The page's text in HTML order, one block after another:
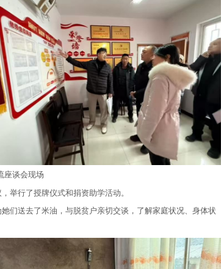
座谈会现场
举行了授牌仪式和捐资助学活动。
们送去了米油，与脱贫户亲切交谈，了解家庭状况、身体状